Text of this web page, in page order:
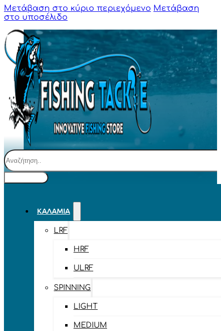
Μετάβαση στο κύριο περιεχόμενο Μετάβαση
στο υποσέλιδο
Αναζήτηση
ΚΑΛΆΜΙΑ
LRF
HRF
ULRF
SPINNING
LIGHT
MEDIUM